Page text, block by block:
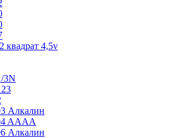
квадрат 4,5v
3N
Алкалин
AAAA
Алкалин